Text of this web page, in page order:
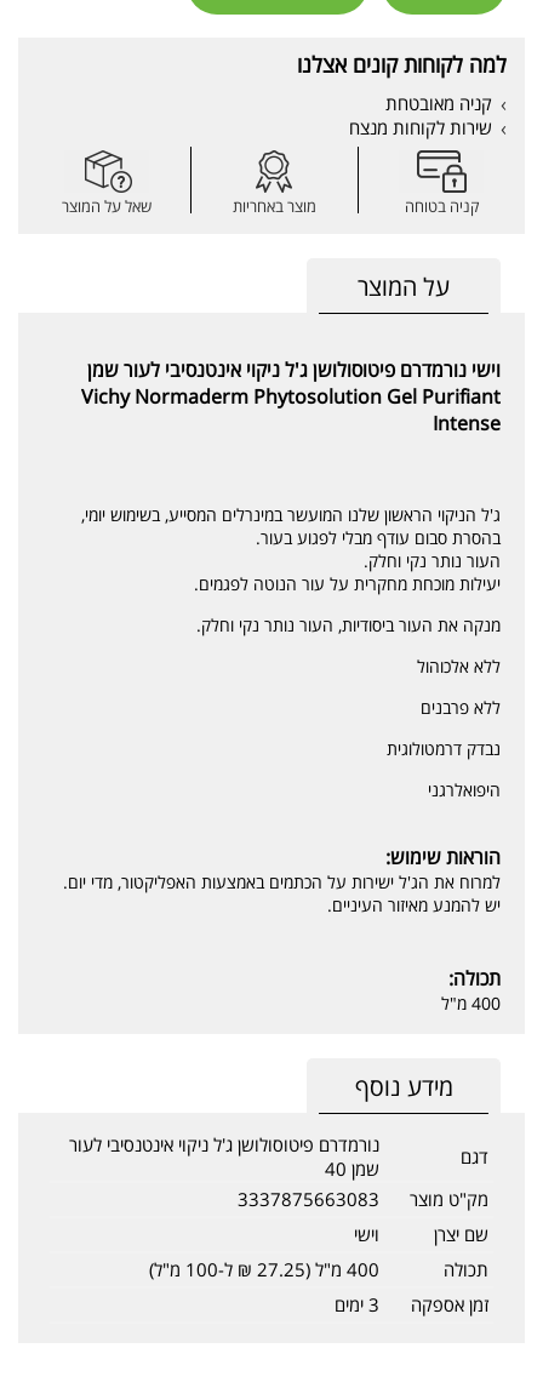
למה לקוחות קונים אצלנו
קניה מאובטחת
שירות לקוחות מנצח
קניה בטוחה מוצר באחריות שאל על המוצר
על המוצר
וישי נורמדרם פיטוסולושן ג'ל ניקוי אינטנסיבי לעור שמן
Vichy Normaderm Phytosolution Gel Purifiant
Intense
ג'ל הניקוי הראשון שלנו המועשר במינרלים המסייע, בשימוש יומי,
בהסרת סבום עודף מבלי לפגוע בעור.
העור נותר נקי וחלק.
יעילות מוכחת מחקרית על עור הנוטה לפגמים.
מנקה את העור ביסודיות, העור נותר נקי וחלק.
ללא אלכוהול
ללא פרבנים
נבדק דרמטולוגית
היפואלרגני
הוראות שימוש:
למרוח את הג'ל ישירות על הכתמים באמצעות האפליקטור, מדי יום.
יש להמנע מאיזור העיניים.
תכולה:
400 מ"ל
מידע נוסף
דגם
נורמדרם פיטוסולושן ג'ל ניקוי אינטנסיבי לעור
שמן 40
מק"ט מוצר
3337875663083
שם יצרן
וישי
תכולה
400 מ"ל (27.25 ₪ ל-100 מ"ל)
זמן אספקה
3 ימים